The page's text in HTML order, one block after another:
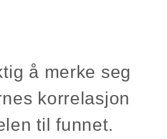
å merke seg
korrelasjon
til funnet.